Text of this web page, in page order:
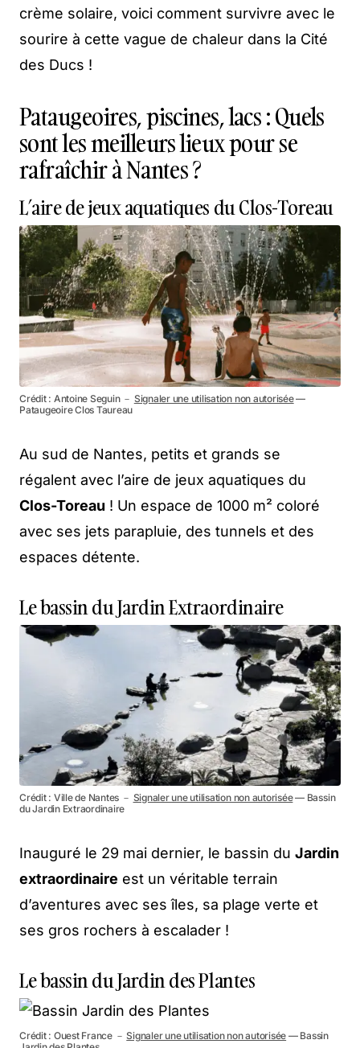
crème solaire, voici comment survivre avec le
sourire à cette vague de chaleur dans la Cité
des Ducs !
Pataugeoires, piscines, lacs : Quels
sont les meilleurs lieux pour se
rafraîchir à Nantes ?
L’aire de jeux aquatiques du Clos-Toreau
Crédit : Antoine Seguin － Signaler une utilisation non autorisée—
Pataugeoire Clos Taureau
Au sud de Nantes, petits et grands se
régalent avec l’aire de jeux aquatiques du
Clos-Toreau ! Un espace de 1000 m² coloré
avec ses jets parapluie, des tunnels et des
espaces détente.
Le bassin du Jardin Extraordinaire
Crédit : Ville de Nantes － Signaler une utilisation non autorisée— Bassin
du Jardin Extraordinaire
Inauguré le 29 mai dernier, le bassin du Jardin
extraordinaire est un véritable terrain
d’aventures avec ses îles, sa plage verte et
ses gros rochers à escalader !
Le bassin du Jardin des Plantes
Crédit : Ouest France －Signaler une utilisation non autorisée — Bassin